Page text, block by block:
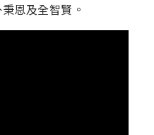
恩及全智賢。